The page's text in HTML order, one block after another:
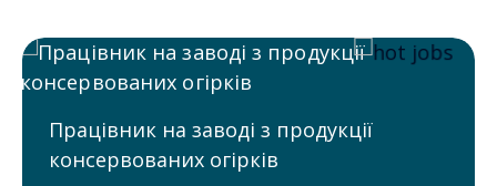
Працівник на заводі з продукції
консервованих огірків